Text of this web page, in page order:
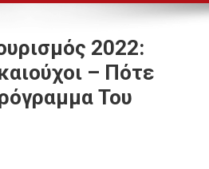
2022:
– Πότε
Του